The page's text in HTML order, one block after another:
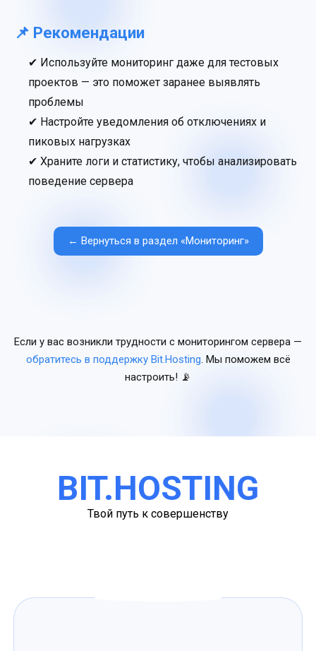
📌 Рекомендации
✔ Используйте мониторинг даже для тестовых
проектов — это поможет заранее выявлять
проблемы
✔ Настройте уведомления об отключениях и
пиковых нагрузках
✔ Храните логи и статистику, чтобы анализировать
поведение сервера
← Вернуться в раздел «Мониторинг»
Если у вас возникли трудности с мониторингом сервера —
обратитесь в поддержку Bit.Hosting. Мы поможем всё
настроить! 📡
BIT.HOSTING
Твой путь к совершенству